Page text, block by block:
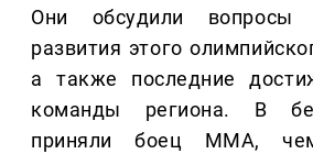
Они обсудили вопросы
развития этого
а также последние
команды региона. В
приняли боец ММА,